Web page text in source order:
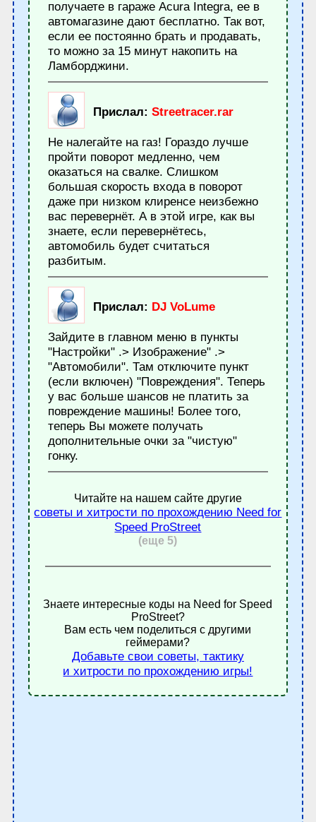
получаете в гараже Acura Integra, ее в
автомагазине дают бесплатно. Так вот,
если ее постоянно брать и продавать,
то можно за 15 минут накопить на
Ламборджини.
Прислал: Streetracer.rar
Не налегайте на газ! Гораздо лучше
пройти поворот медленно, чем
оказаться на свалке. Слишком
большая скорость входа в поворот
даже при низком клиренсе неизбежно
вас перевернёт. А в этой игре, как вы
знаете, если перевернётесь,
автомобиль будет считаться
разбитым.
Прислал: DJ VoLume
Зайдите в главном меню в пункты
"Настройки" .> Изображение" .>
"Автомобили". Там отключите пункт
(если включен) "Повреждения". Теперь
у вас больше шансов не платить за
повреждение машины! Более того,
теперь Вы можете получать
дополнительные очки за "чистую"
гонку.
Читайте на нашем сайте другие
советы и хитрости по прохождению Need for
Speed ProStreet
(еще 5)
Знаете интересные коды на Need for Speed
ProStreet?
Вам есть чем поделиться с другими
геймерами?
Добавьте свои советы, тактику
и хитрости по прохождению игры!